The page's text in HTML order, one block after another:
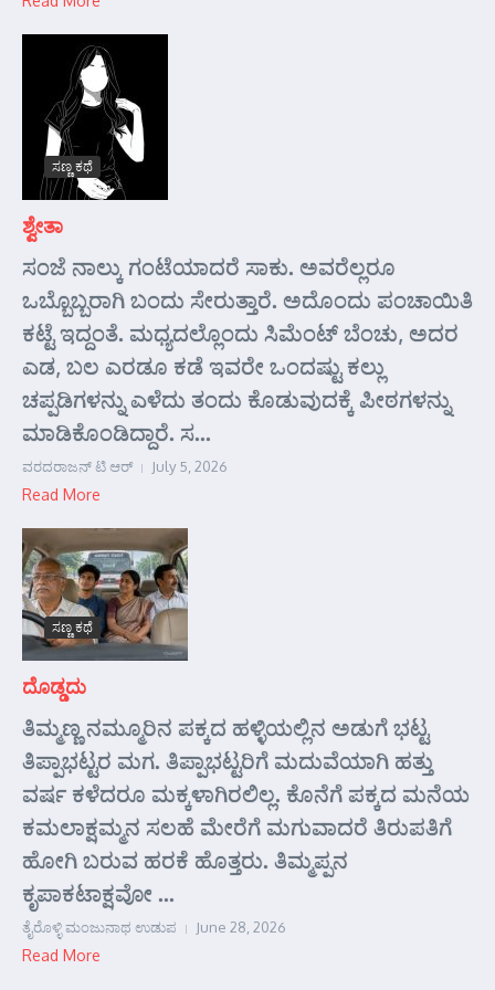
ಸಣ್ಣ ಕಥೆ
ಶ್ವೇತಾ
ಸಂಜೆ ನಾಲ್ಕು ಗಂಟೆಯಾದರೆ ಸಾಕು. ಅವರೆಲ್ಲರೂ
ಒಬ್ಬೊಬ್ಬರಾಗಿ ಬಂದು ಸೇರುತ್ತಾರೆ. ಅದೊಂದು ಪಂಚಾಯಿತಿ
ಕಟ್ಟೆ ಇದ್ದಂತೆ. ಮಧ್ಯದಲ್ಲೊಂದು ಸಿಮೆಂಟ್ ಬೆಂಚು, ಅದರ
ಎಡ, ಬಲ ಎರಡೂ ಕಡೆ ಇವರೇ ಒಂದಷ್ಟು ಕಲ್ಲು
ಚಪ್ಪಡಿಗಳನ್ನು ಎಳೆದು ತಂದು ಕೊಡುವುದಕ್ಕೆ ಪೀಠಗಳನ್ನು
ಮಾಡಿಕೊಂಡಿದ್ದಾರೆ. ಸ...
ವರದರಾಜನ್ ಟಿ ಆರ್ July 5, 2026
Read More
ಸಣ್ಣ ಕಥೆ
ದೊಡ್ಡದು
ತಿಮ್ಮಣ್ಣ ನಮ್ಮೂರಿನ ಪಕ್ಕದ ಹಳ್ಳಿಯಲ್ಲಿನ ಅಡುಗೆ ಭಟ್ಟ
ತಿಪ್ಪಾಭಟ್ಟರ ಮಗ. ತಿಪ್ಪಾಭಟ್ಟರಿಗೆ ಮದುವೆಯಾಗಿ ಹತ್ತು
ವರ್ಷ ಕಳೆದರೂ ಮಕ್ಕಳಾಗಿರಲಿಲ್ಲ. ಕೊನೆಗೆ ಪಕ್ಕದ ಮನೆಯ
ಕಮಲಾಕ್ಷಮ್ಮನ ಸಲಹೆ ಮೇರೆಗೆ ಮಗುವಾದರೆ ತಿರುಪತಿಗೆ
ಹೋಗಿ ಬರುವ ಹರಕೆ ಹೊತ್ತರು. ತಿಮ್ಮಪ್ಪನ
ಕೃಪಾಕಟಾಕ್ಷವೋ ...
ತೈರೊಳ್ಳಿ ಮಂಜುನಾಥ ಉಡುಪ June 28, 2026
Read More